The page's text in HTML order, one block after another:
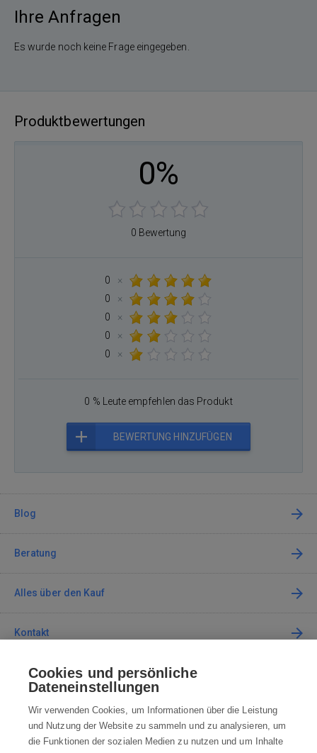
Ihre Anfragen
Es wurde noch keine Frage eingegeben.
Produktbewertungen
0%
0 Bewertung
0
×
0
×
0
×
0
×
0
×
0 % Leute empfehlen das Produkt
BEWERTUNG HINZUFÜGEN
Blog
Beratung
Alles über den Kauf
Kontakt
Kontaktieren Sie uns
info@robotworld.de
+49 25 197 159 962 Mo-Fr 8:00—16:00 Uhr
Cookies und persönliche
Dateneinstellungen
Wir verwenden Cookies, um Informationen über die Leistung
und Nutzung der Website zu sammeln und zu analysieren, um
die Funktionen der sozialen Medien zu nutzen und um Inhalte